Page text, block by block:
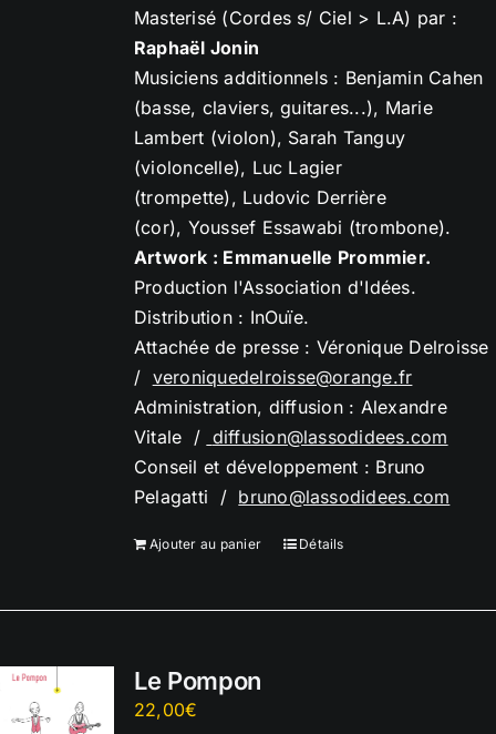
Masterisé (Cordes s/ Ciel > L.A) par :
Raphaël Jonin
Musiciens additionnels : Benjamin Cahen
(basse, claviers, guitares...), Marie
Lambert (violon), Sarah Tanguy
(violoncelle), Luc Lagier
(trompette), Ludovic Derrière
(cor), Youssef Essawabi (trombone).
Artwork : Emmanuelle Prommier.
Production l'Association d'Idées.
Distribution : InOuïe.
Attachée de presse : Véronique Delroisse
/ veroniquedelroisse@orange.fr
Administration, diffusion : Alexandre
Vitale / diffusion@lassodidees.com
Conseil et développement : Bruno
Pelagatti / bruno@lassodidees.com
Ajouter au panier Détails
Le Pompon
22,00€